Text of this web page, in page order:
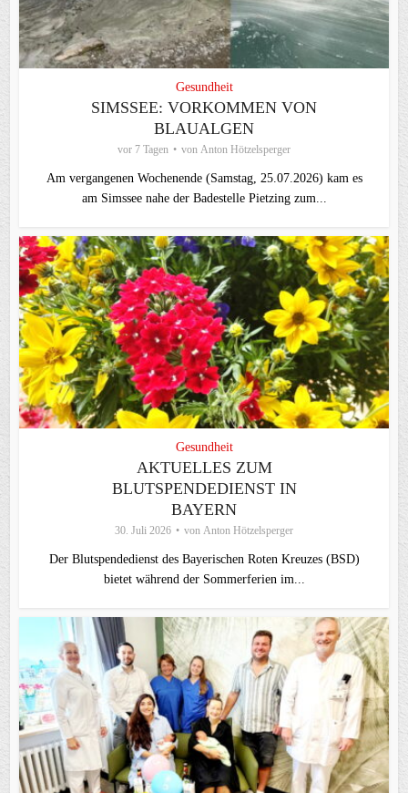
Gesundheit
SIMSSEE: VORKOMMEN VON
BLAUALGEN
vor 7 Tagen von Anton Hötzelsperger
Am vergangenen Wochenende (Samstag, 25.07.2026) kam es
am Simssee nahe der Badestelle Pietzing zum...
Gesundheit
AKTUELLES ZUM
BLUTSPENDEDIENST IN
BAYERN
30. Juli 2026 von Anton Hötzelsperger
Der Blutspendedienst des Bayerischen Roten Kreuzes (BSD)
bietet während der Sommerferien im...